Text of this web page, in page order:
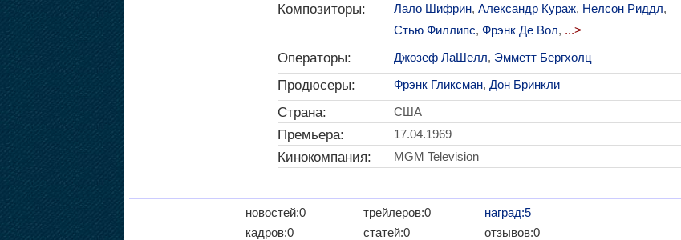
Композиторы: Лало Шифрин, Александр Кураж, Нелсон Риддл,
Стью Филлипс, Фрэнк Де Вол, ...>
Операторы: Джозеф ЛаШелл, Эмметт Бергхолц
Продюсеры: Фрэнк Гликсман, Дон Бринкли
Страна: США
Премьера: 17.04.1969
Кинокомпания: MGM Television
новостей:0
кадров:0
трейлеров:0
статей:0
наград:5
отзывов:0